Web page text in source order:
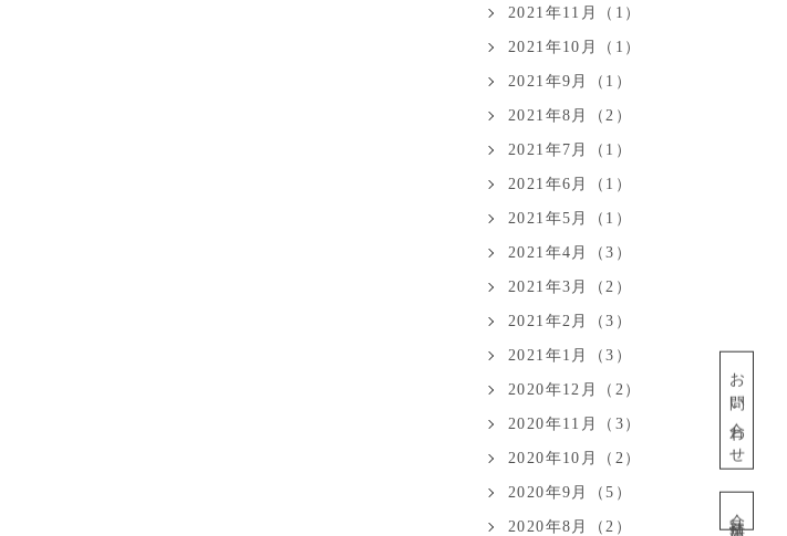
お問い合わせ
会社情報
2021年11月（1）
2021年10月（1）
2021年9月（1）
2021年8月（2）
2021年7月（1）
2021年6月（1）
2021年5月（1）
2021年4月（3）
2021年3月（2）
2021年2月（3）
2021年1月（3）
2020年12月（2）
2020年11月（3）
2020年10月（2）
2020年9月（5）
2020年8月（2）